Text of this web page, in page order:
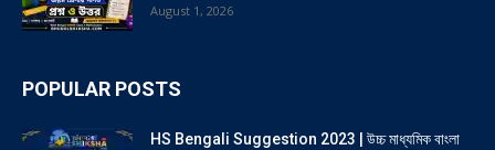
August 1, 2026
POPULAR POSTS
HS Bengali Suggestion 2023 | উচ্চ মাধ্যমিক বাংলা